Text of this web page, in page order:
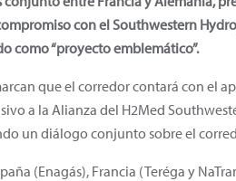
con el Southwestern
como “proyecto emblemático”.
que el corredor contará con el
a la Alianza del H2Med
un diálogo conjunto sobre el
(Enagás), Francia (Teréga y